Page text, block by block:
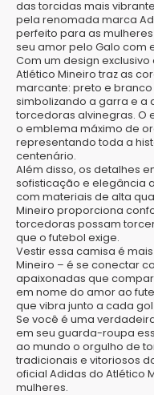
das torcidas mais
pela renomada marca
perfeito para as
seu amor pelo Galo com
Com um design
Atlético Mineiro traz as
marcante: preto e
simbolizando a garra e
torcedoras alvinegras. O
o emblema máximo de
representando toda a
centenário.
Além disso, os detalhes
sofisticação e elegância
com materiais de alta
Mineiro proporciona
torcedoras possam
que o futebol exige.
Vestir essa camisa é
Mineiro – é se conectar
apaixonadas que
em nome do amor ao
que vibra junto a cada
Se você é uma
em seu guarda-roupa
ao mundo o orgulho de
tradicionais e vitoriosos
oficial Adidas do Atlético
mulheres.